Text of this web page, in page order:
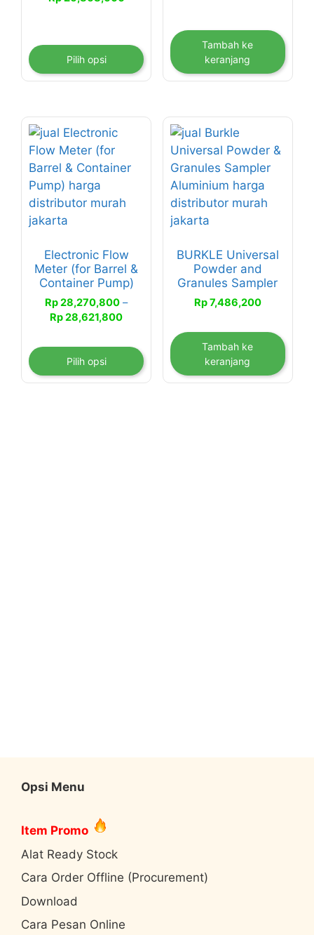
Rp 26,868,600
Pilih opsi
halaman
Tambah ke
keranjang
Electronic Flow
Meter (for Barrel &
Container Pump)
Rp28,270,800 –
Rp28,621,800Rentang
Rp 28,270,800
hingga
Rp 28,621,800
Pilih opsi
Produk
ini
memiliki
beberapa
varian.
Pilihan
dapat
diambil
halaman
produk
BURKLE Universal
Powder and
Granules Sampler
Rp7,486,200
Tambah ke
keranjang
Opsi Menu
Item Promo
Alat Ready Stock
Cara Order Offline (Procurement)
Download
Cara Pesan Online